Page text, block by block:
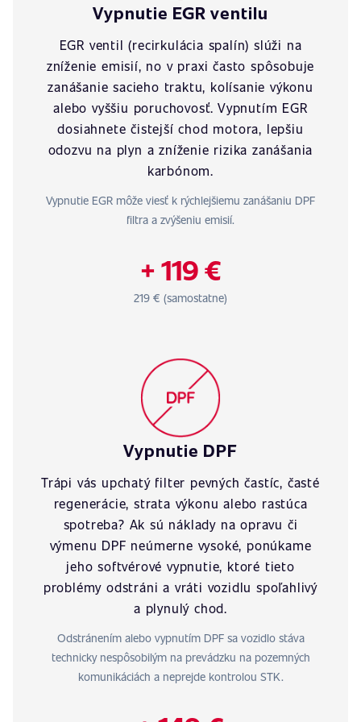
Vypnutie EGR ventilu
EGR ventil (recirkulácia spalín) slúži na
zníženie emisií, no v praxi často spôsobuje
zanášanie sacieho traktu, kolísanie výkonu
alebo vyššiu poruchovosť. Vypnutím EGR
dosiahnete čistejší chod motora, lepšiu
odozvu na plyn a zníženie rizika zanášania
karbónom.
Vypnutie EGR môže viesť k rýchlejšiemu zanášaniu DPF
filtra a zvýšeniu emisií.
+ 119 €
219 € (samostatne)
Vypnutie DPF
Trápi vás upchatý filter pevných častíc, časté
regenerácie, strata výkonu alebo rastúca
spotreba? Ak sú náklady na opravu či
výmenu DPF neúmerne vysoké, ponúkame
jeho softvérové vypnutie, ktoré tieto
problémy odstráni a vráti vozidlu spoľahlivý
a plynulý chod.
Odstránením alebo vypnutím DPF sa vozidlo stáva
technicky nespôsobilým na prevádzku na pozemných
komunikáciách a neprejde kontrolou STK.